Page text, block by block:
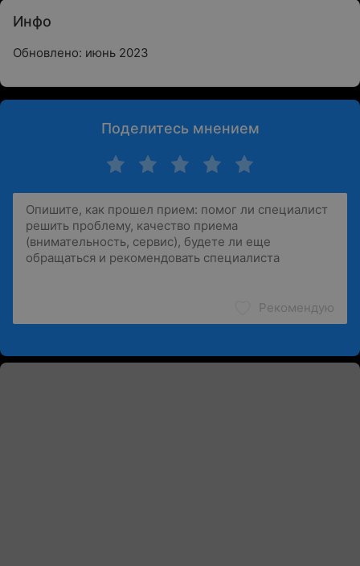
Инфо
Обновлено: июнь 2023
Поделитесь мнением
Рекомендую